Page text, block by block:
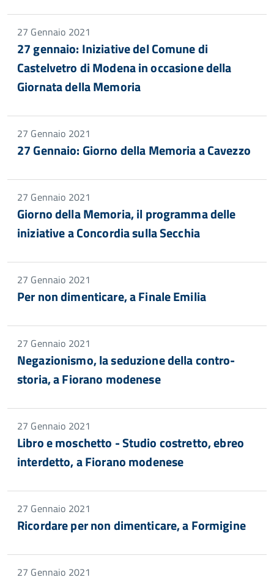
27 Gennaio 2021
27 gennaio: Iniziative del Comune di
Castelvetro di Modena in occasione della
Giornata della Memoria
27 Gennaio 2021
27 Gennaio: Giorno della Memoria a Cavezzo
27 Gennaio 2021
Giorno della Memoria, il programma delle
iniziative a Concordia sulla Secchia
27 Gennaio 2021
Per non dimenticare, a Finale Emilia
27 Gennaio 2021
Negazionismo, la seduzione della contro-
storia, a Fiorano modenese
27 Gennaio 2021
Libro e moschetto - Studio costretto, ebreo
interdetto, a Fiorano modenese
27 Gennaio 2021
Ricordare per non dimenticare, a Formigine
27 Gennaio 2021